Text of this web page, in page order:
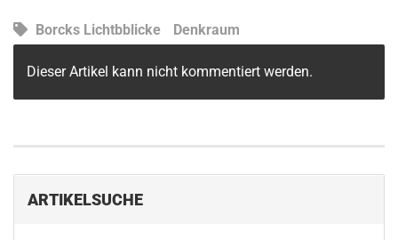
Borcks Lichtbblicke Denkraum
Dieser Artikel kann nicht kommentiert werden.
ARTIKELSUCHE